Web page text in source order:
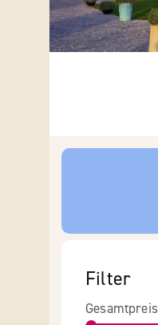
Filter
Gesamtpreis